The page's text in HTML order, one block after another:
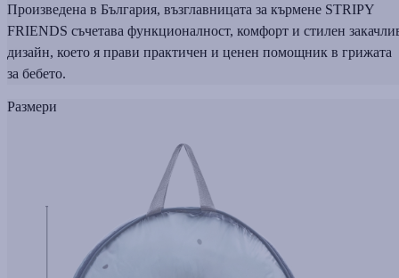
Произведена в България, възглавницата за кърмене STRIPY
FRIENDS съчетава функционалност, комфорт и стилен
дизайн, което я прави практичен и ценен помощник в грижата
за бебето.
Размери